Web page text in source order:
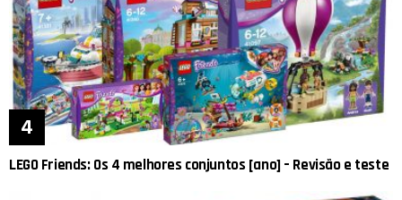
LEGO Friends: Os 4 melhores conjuntos [ano] – Revisão e teste